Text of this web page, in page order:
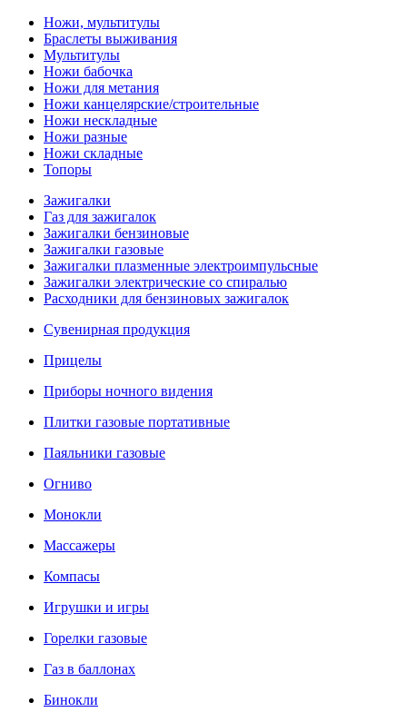
Ножи, мультитулы
Браслеты выживания
Мультитулы
Ножи бабочка
Ножи для метания
Ножи канцелярские/строительные
Ножи нескладные
Ножи разные
Ножи складные
Топоры
Зажигалки
Газ для зажигалок
Зажигалки бензиновые
Зажигалки газовые
Зажигалки плазменные электроимпульсные
Зажигалки электрические со спиралью
Расходники для бензиновых зажигалок
Сувенирная продукция
Прицелы
Приборы ночного видения
Плитки газовые портативные
Паяльники газовые
Огниво
Монокли
Массажеры
Компасы
Игрушки и игры
Горелки газовые
Газ в баллонах
Бинокли